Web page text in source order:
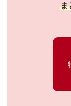
ま